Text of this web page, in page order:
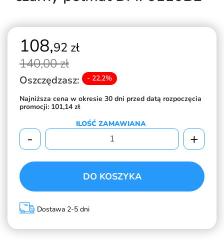
108,92 zł
140,00 zł
Oszczędzasz: - 22,2%
Najniższa cena w okresie 30 dni przed datą rozpoczęcia
promocji: 101,14 zł
ILOŚĆ ZAMAWIANA
- +
DO KOSZYKA
Dostawa 2-5 dni